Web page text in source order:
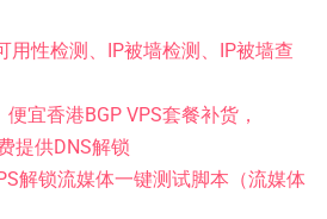
用性检测、IP被墙检测、IP被墙查
宜香港BGP VPS套餐补货，
提供DNS解锁
解锁流媒体一键测试脚本（流媒体